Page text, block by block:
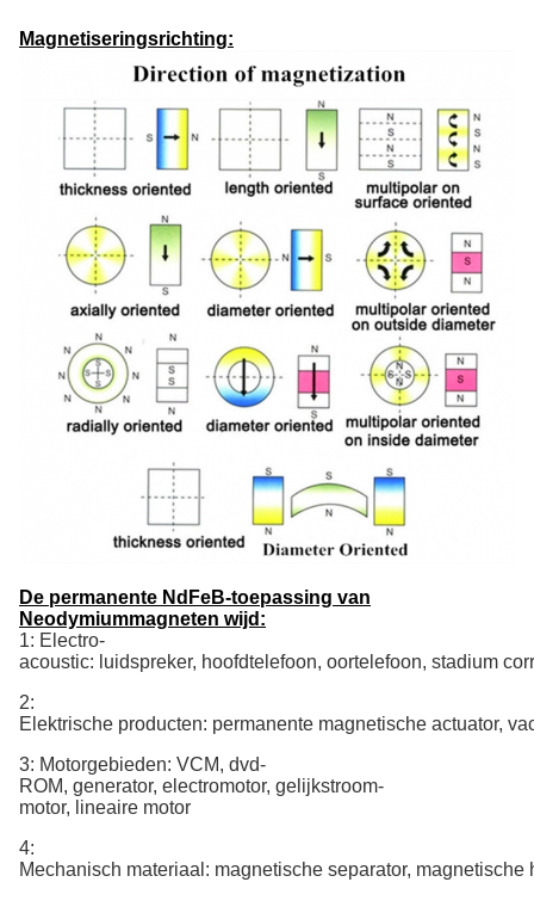
Magnetiseringsrichting:
De permanente NdFeB-toepassing van
Neodymiummagneten wijd:
1: Electro-
acoustic: luidspreker, hoofdtelefoon, oortelefoon, stadium
2:
Elektrische producten: permanente magnetische actuator,
3: Motorgebieden: VCM, dvd-
ROM, generator, electromotor, gelijkstroom-
motor, lineaire motor
4:
Mechanisch materiaal: magnetische separator, magnetische